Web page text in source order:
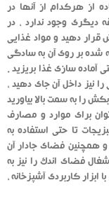
از هرکدام از آنها در
دیگری وجود ندارد ، در
قرار دهید و مواد غذایی
شده بر روی آن به سادگی
سازی غذا بریزید .
نیز داخل آن جای دهید ،
را به سمت بالا بیاورید
برای موارد و مصارف
تا حتی استفاده به
و همچنین فضای جادار آن
فضای اندک را نیز به
کاربردی آشپزخانه ،